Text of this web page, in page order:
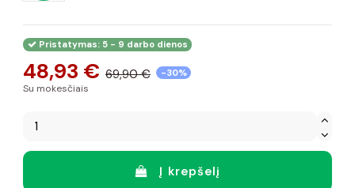
Pristatymas: 5 - 9 darbo dienos
48,93 € 69,90 € -30%
Su mokesčiais
Į krepšelį